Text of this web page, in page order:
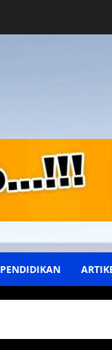
PENDIDIKAN